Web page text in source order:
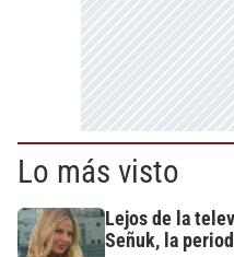
Lo más visto
Lejos de la
Señuk, la